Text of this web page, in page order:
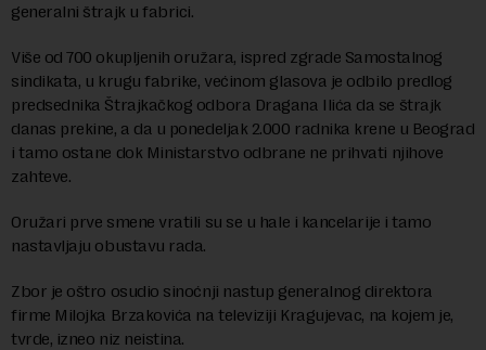
generalni štrajk u fabrici.
Više od 700 okupljenih oružara, ispred zgrade Samostalnog
sindikata, u krugu fabrike, većinom glasova je odbilo predlog
predsednika Štrajkačkog odbora Dragana Ilića da se štrajk
danas prekine, a da u ponedeljak 2.000 radnika krene u Beograd
i tamo ostane dok Ministarstvo odbrane ne prihvati njihove
zahteve.
Oružari prve smene vratili su se u hale i kancelarije i tamo
nastavljaju obustavu rada.
Zbor je oštro osudio sinoćnji nastup generalnog direktora
firme Milojka Brzakovića na televiziji Kragujevac, na kojem je,
tvrde, izneo niz neistina.